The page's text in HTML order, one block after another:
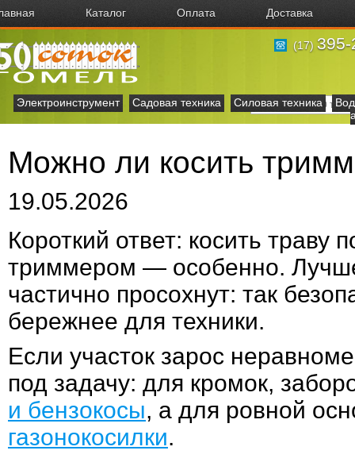
Каталог Оплата Доставка
(17) 395-
Электроинструмент Садовая техника Силовая техника
Можно ли косить
19.05.2026
Короткий ответ: косить
триммером — особенно.
частично просохнут: так
бережнее для техники.
Если участок зарос
под задачу: для кромок,
и бензокосы, а для ровной
газонокосилки.